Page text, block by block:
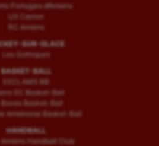
Portugais d’Amiens
US Camon
RC Amiens
SUR-GLACE
Les Gothiques
BASKET-BALL
ESCLAMS BB
SC Basket-Ball
Boves Basket-Ball
Amiénoise Basket-Ball
HANDBALL
Amiens Handball Club